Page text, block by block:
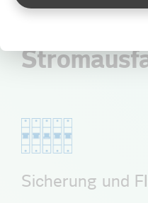
Sicherung und